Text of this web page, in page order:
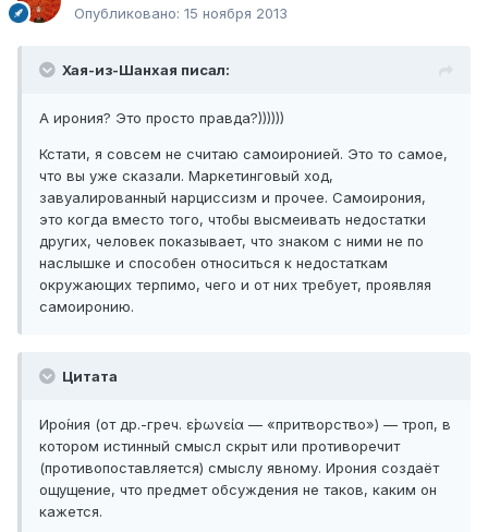
Опубликовано: 15 ноября 2013
Хая-из-Шанхая писал:
А ирония? Это просто правда?))))))
Кстати, я совсем не считаю самоиронией. Это то самое,
что вы уже сказали. Маркетинговый ход,
завуалированный нарциссизм и прочее. Самоирония,
это когда вместо того, чтобы высмеивать недостатки
других, человек показывает, что знаком с ними не по
наслышке и способен относиться к недостаткам
окружающих терпимо, чего и от них требует, проявляя
самоиронию.
Цитата
Иро́ния (от др.-греч. εἰρωνεία — «притворство») — троп, в
котором истинный смысл скрыт или противоречит
(противопоставляется) смыслу явному. Ирония создаёт
ощущение, что предмет обсуждения не таков, каким он
кажется.